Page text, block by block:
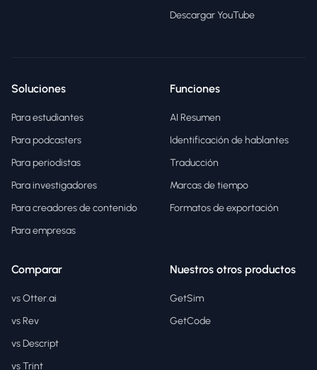
Descargar YouTube
Soluciones
Para estudiantes
Para podcasters
Para periodistas
Para investigadores
Para creadores de contenido
Para empresas
Funciones
AI Resumen
Identificación de hablantes
Traducción
Marcas de tiempo
Formatos de exportación
Comparar
vs Otter.ai
vs Rev
vs Descript
vs Trint
Nuestros otros productos
GetSim
GetCode